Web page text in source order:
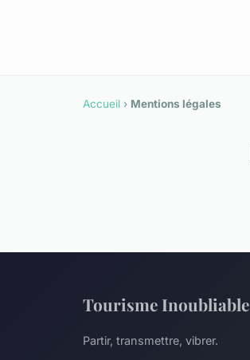
Accueil › Mentions légales
Tourisme Inoubliable
Partir, transmettre, vibrer.